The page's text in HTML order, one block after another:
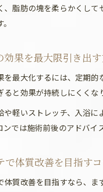
、脂肪の塊を柔らかくし
効果を最大限引き出
を最大化するには、定期
と効果が持続しにくくな
や軽いストレッチ、入浴
では施術前後のアドバイ
で体質改善を目指す
体質改善を目指すなら、